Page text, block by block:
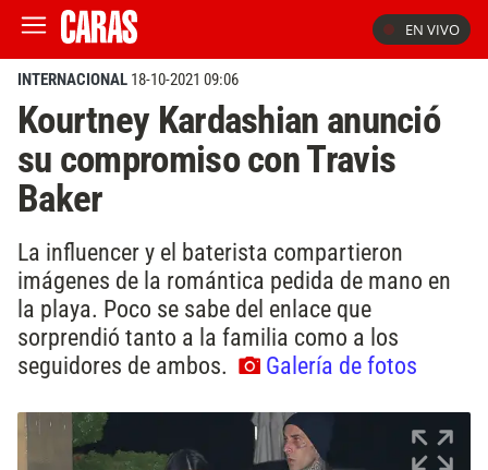
EN VIVO
INTERNACIONAL 18-10-2021 09:06
Kourtney Kardashian anunció
su compromiso con Travis
Baker
La influencer y el baterista compartieron
imágenes de la romántica pedida de mano en
la playa. Poco se sabe del enlace que
sorprendió tanto a la familia como a los
seguidores de ambos.
Galería de fotos